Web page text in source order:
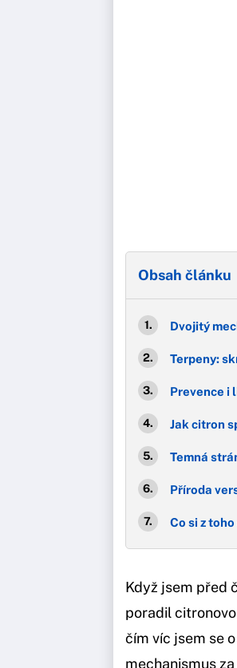
Obsah článku
Dvojitý
Terpeny:
Prevence i
Jak citron
Temná
Příroda
Co si z
Když jsem před
poradil
čím víc jsem se
mechanismus